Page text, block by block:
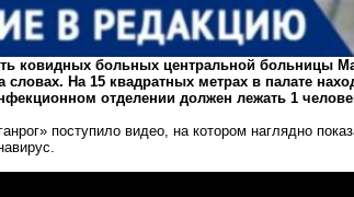
ковидных больных центральной больницы
На 15 квадратных метрах в палате
отделении должен лежать 1
поступило видео, на котором наглядно